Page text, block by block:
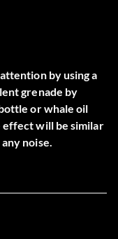
by using a
grenade by
or whale oil
will be similar
noise.